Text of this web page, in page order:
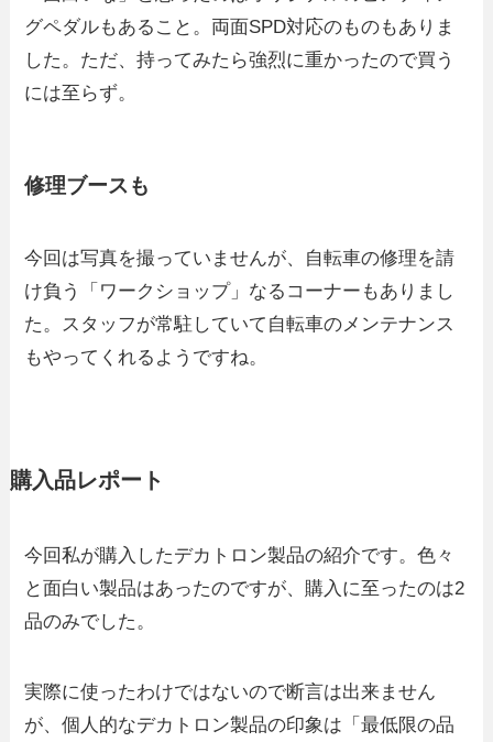
グペダルもあること。両面SPD対応のものもありま
した。ただ、持ってみたら強烈に重かったので買う
には至らず。
修理ブースも
今回は写真を撮っていませんが、自転車の修理を請
け負う「ワークショップ」なるコーナーもありまし
た。スタッフが常駐していて自転車のメンテナンス
もやってくれるようですね。
購入品レポート
今回私が購入したデカトロン製品の紹介です。色々
と面白い製品はあったのですが、購入に至ったのは2
品のみでした。
実際に使ったわけではないので断言は出来ません
が、個人的なデカトロン製品の印象は「最低限の品